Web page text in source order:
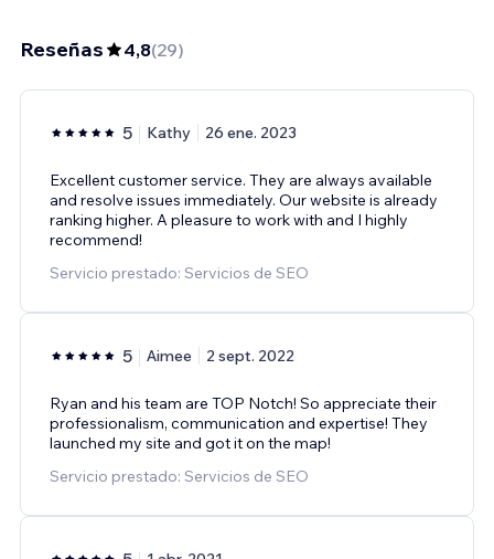
Reseñas 4,8(29)
5 Kathy 26 ene. 2023
Excellent customer service. They are always available
and resolve issues immediately. Our website is already
ranking higher. A pleasure to work with and I highly
recommend!
Servicio prestado: Servicios de SEO
5 Aimee 2 sept. 2022
Ryan and his team are TOP Notch! So appreciate their
professionalism, communication and expertise! They
launched my site and got it on the map!
Servicio prestado: Servicios de SEO